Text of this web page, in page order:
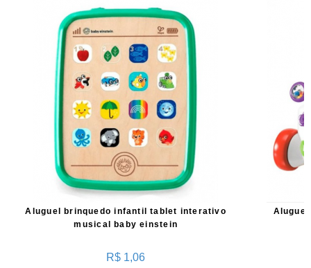
Aluguel brinquedo infantil tablet interativo
musical baby einstein
R$ 1,06